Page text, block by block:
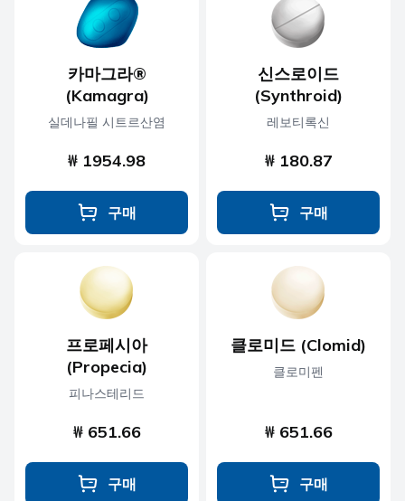
카마그라®
(Kamagra)
실데나필 시트르산염
₩ 1954.98
구매
신스로이드
(Synthroid)
레보티록신
₩ 180.87
구매
프로페시아
(Propecia)
피나스테리드
₩ 651.66
구매
클로미드 (Clomid)
클로미펜
₩ 651.66
구매